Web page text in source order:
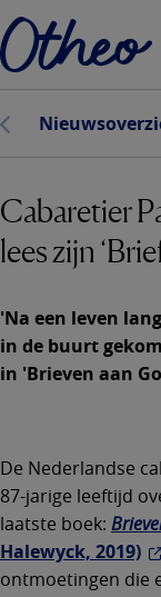
Overslaan
en
naar
de
inhoud
gaan
Cabaretier
lees zijn
'Na een leven
in de buurt
in 'Brieven aan
De Nederlandse
87-jarige leeftijd
laatste boek:
Halewyck, 2019)
ontmoetingen die